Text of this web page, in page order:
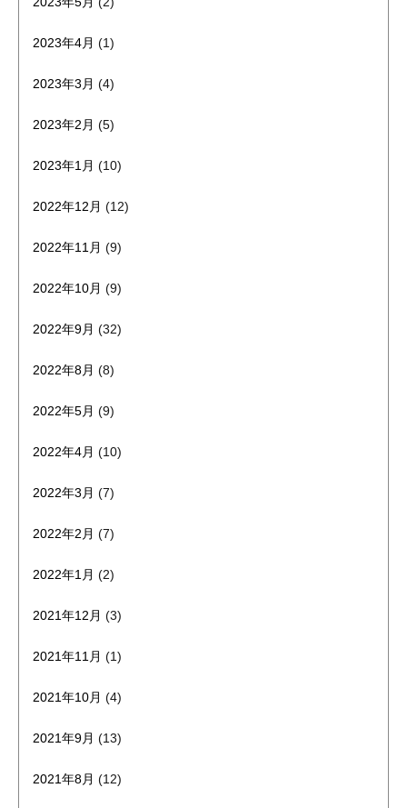
2023年4月 (1)
2023年3月 (4)
2023年2月 (5)
2023年1月 (10)
2022年12月 (12)
2022年11月 (9)
2022年10月 (9)
2022年9月 (32)
2022年8月 (8)
2022年5月 (9)
2022年4月 (10)
2022年3月 (7)
2022年2月 (7)
2022年1月 (2)
2021年12月 (3)
2021年11月 (1)
2021年10月 (4)
2021年9月 (13)
2021年8月 (12)